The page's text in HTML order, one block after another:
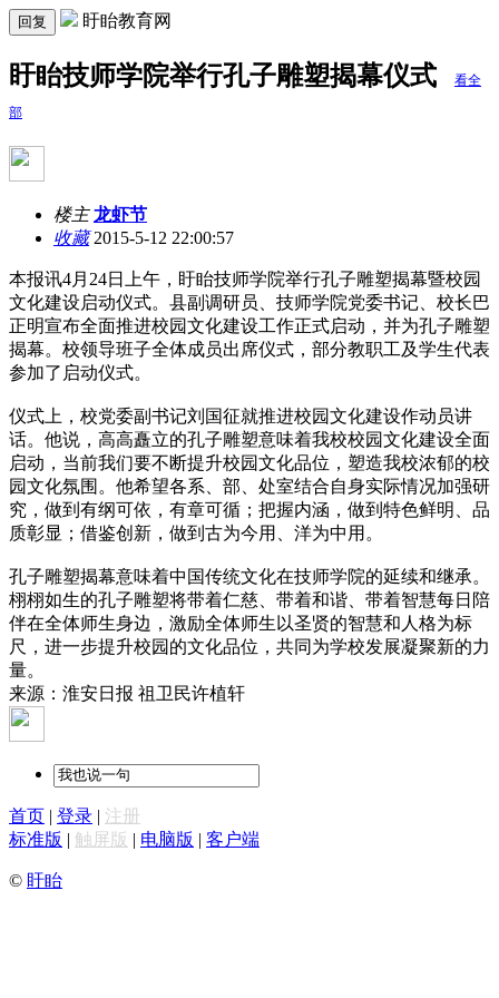
回复 盱眙教育网
盱眙技师学院举行孔子雕塑揭幕仪式 看全
部
楼主 龙虾节
收藏2015-5-12 22:00:57
本报讯4月24日上午，盱眙技师学院举行孔子雕塑揭幕暨校园
文化建设启动仪式。县副调研员、技师学院党委书记、校长巴
正明宣布全面推进校园文化建设工作正式启动，并为孔子雕塑
揭幕。校领导班子全体成员出席仪式，部分教职工及学生代表
参加了启动仪式。
仪式上，校党委副书记刘国征就推进校园文化建设作动员讲
话。他说，高高矗立的孔子雕塑意味着我校校园文化建设全面
启动，当前我们要不断提升校园文化品位，塑造我校浓郁的校
园文化氛围。他希望各系、部、处室结合自身实际情况加强研
究，做到有纲可依，有章可循；把握内涵，做到特色鲜明、品
质彰显；借鉴创新，做到古为今用、洋为中用。
孔子雕塑揭幕意味着中国传统文化在技师学院的延续和继承。
栩栩如生的孔子雕塑将带着仁慈、带着和谐、带着智慧每日陪
伴在全体师生身边，激励全体师生以圣贤的智慧和人格为标
尺，进一步提升校园的文化品位，共同为学校发展凝聚新的力
量。
来源：淮安日报 祖卫民许植轩
首页 | 登录 | 注册
标准版 | 触屏版 | 电脑版 | 客户端
© 盱眙